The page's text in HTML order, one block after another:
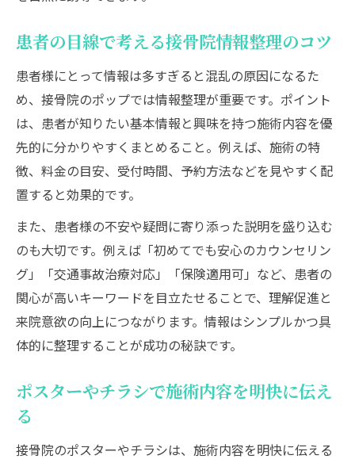
患者の目線で考える接骨院情報整理のコツ
患者様にとって情報は多すぎると混乱の原因になるた
め、接骨院のポップでは情報整理が重要です。ポイント
は、患者が知りたい基本情報と興味を持つ施術内容を優
先的に分かりやすくまとめること。例えば、施術の特
徴、料金の目安、受付時間、予約方法などを見やすく配
置すると効果的です。
また、患者様の不安や疑問に寄り添った説明を盛り込む
のも大切です。例えば「初めてでも安心のカウンセリン
グ」「交通事故治療対応」「保険適用可」など、患者の
関心が高いキーワードを目立たせることで、理解促進と
来院意欲の向上につながります。情報はシンプルかつ具
体的に整理することが成功の秘訣です。
ポスターやチラシで施術内容を明快に伝え
る
接骨院のポスターやチラシは、施術内容を明快に伝える